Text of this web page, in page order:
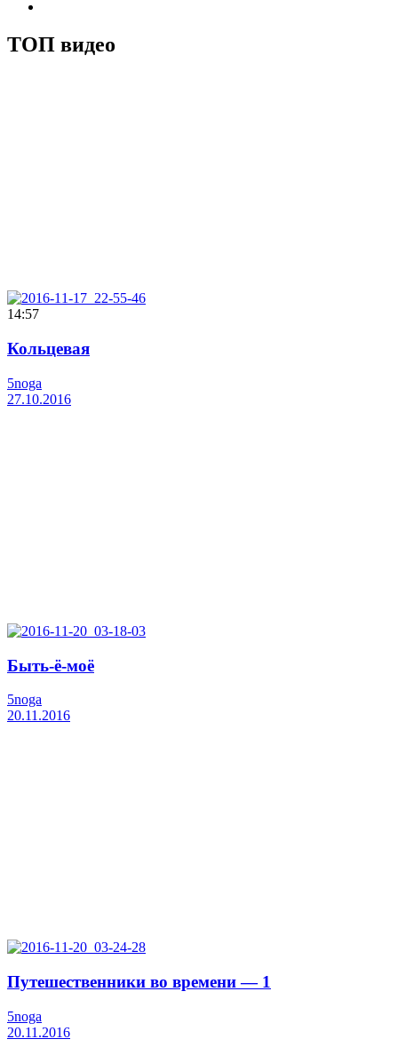
ТОП видео
14:57
Кольцевая
5noga
27.10.2016
Быть-ё-моё
5noga
20.11.2016
Путешественники во времени — 1
5noga
20.11.2016